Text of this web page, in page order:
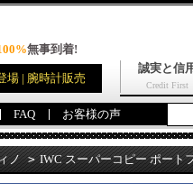
無事到着!
場 | 腕時計販売
誠実と信
Credit First
FAQ お客様の声
ノ > IWC スーパーコピー ポート